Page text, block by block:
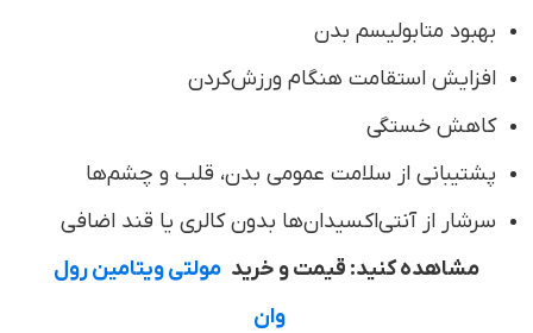
بهبود متابولیسم بدن
افزایش استقامت هنگام ورزش‌کردن
کاهش خستگی
پشتیبانی از سلامت عمومی بدن، قلب و چشم‌ها
سرشار از آنتی‌اکسیدان‌ها بدون کالری یا قند اضافی
مشاهده کنید: قیمت و خرید مولتی ویتامین رول
وان